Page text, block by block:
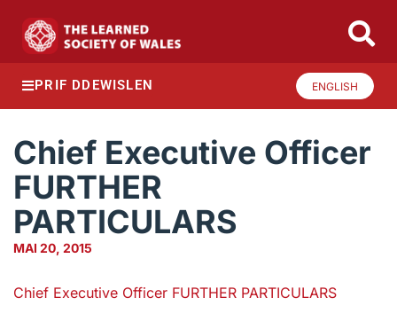
PRIF DDEWISLEN ENGLISH
Chief Executive Officer
FURTHER
PARTICULARS
MAI 20, 2015
Chief Executive Officer FURTHER PARTICULARS